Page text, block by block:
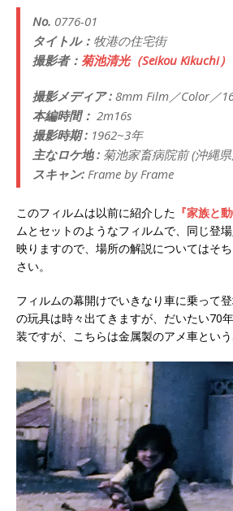
No. 0776-01
タイトル： 牧港の住宅街
撮影者： 菊池清光（Seikou Kikuchi）
撮影メディア : 8mm Film／Color／
本編時間： 2m16s
撮影時期 : 1962~3年
主なロケ地 : 菊池家畜病院前 (沖縄
スキャン: Frame by Frame
このフィルムは以前に紹介した 『家族と
ムとセットのようなフィルムで、同じ登
映りますので、場所の解説についてはそ
さい。
フィルムの幕開けでいきなり車に乗って
の玩具は時々出てきますが、だいたい70
装ですが、こちらは金属製のアメ車という